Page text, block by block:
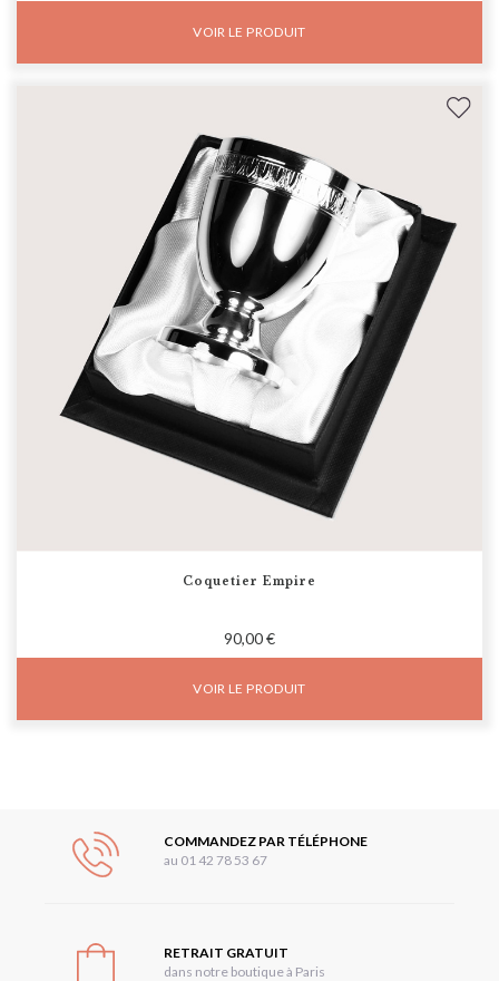
VOIR LE PRODUIT
Coquetier Empire
90,00 €
VOIR LE PRODUIT
COMMANDEZ PAR TÉLÉPHONE
au 01 42 78 53 67
RETRAIT GRATUIT
dans notre boutique à Paris